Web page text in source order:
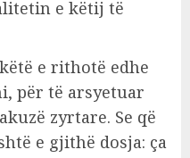
e këtij të
e rithotë edhe
për të arsyetuar
zyrtare. Se që
e gjithë dosja: ça